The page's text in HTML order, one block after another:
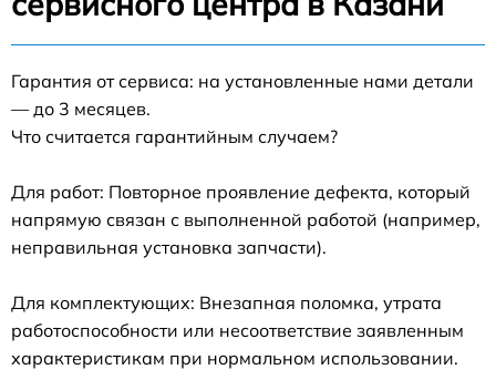
Гарантия от сервиса: на установленные нами детали
— до 3 месяцев.
Что считается гарантийным случаем?
Для работ: Повторное проявление дефекта, который
напрямую связан с выполненной работой (например,
неправильная установка запчасти).
Для комплектующих: Внезапная поломка, утрата
работоспособности или несоответствие заявленным
характеристикам при нормальном использовании.